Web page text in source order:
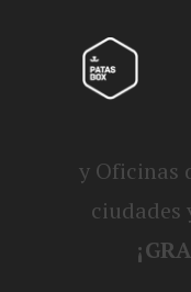
y Oficinas
ciudades